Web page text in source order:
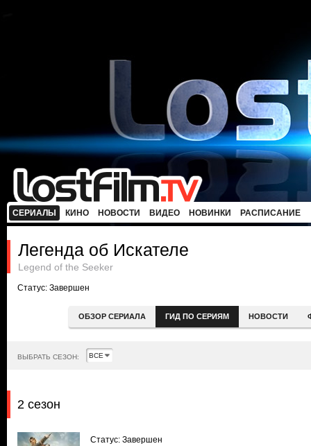
СЕРИАЛЫ КИНО НОВОСТИ ВИДЕО НОВИНКИ РАСПИСАНИЕ
Легенда об Искателе
Legend of the Seeker
Статус: Завершен
ОБЗОР СЕРИАЛА ГИД ПО СЕРИЯМ НОВОСТИ
ВЫБРАТЬ СЕЗОН:
2 сезон
Статус: Завершен